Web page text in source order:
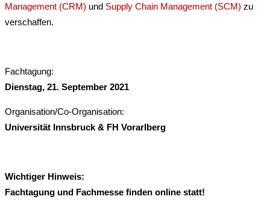
Management (CRM) und Supply Chain Management (SCM) zu
verschaffen.
Fachtagung:
Dienstag, 21. September 2021
Organisation/Co-Organisation:
Universität Innsbruck & FH Vorarlberg
Wichtiger Hinweis:
Fachtagung und Fachmesse finden online statt!